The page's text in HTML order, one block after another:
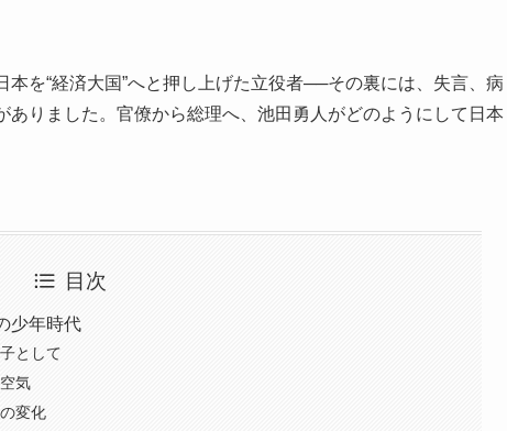
本を“経済大国”へと押し上げた立役者──その裏には、失言、病
りました。官僚から総理へ、池田勇人がどのようにして日本
目次
少年時代
として
気
変化